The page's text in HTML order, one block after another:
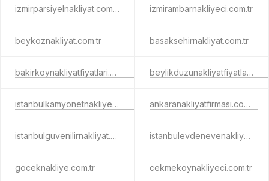
izmirparsiyelnakliyat.com.tr izmirambarnakliyeci.com.tr
beykoznakliyat.com.tr basaksehirnakliyat.com.tr
bakirkoynakliyatfiyatlari.com.tr beylikduzunakliyatfiyatlari.com.tr
istanbulkamyonetnakliye.com.tr ankaranakliyatfirmasi.com.tr
istanbulguvenilirnakliyat.com.tr istanbulevdenevenakliyat.net.tr
goceknakliye.com.tr cekmekoynakliyeci.com.tr